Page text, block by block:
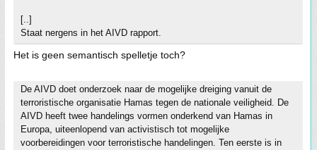
[..]
Staat nergens in het AIVD rapport.
Het is geen semantisch spelletje toch?
De AIVD doet onderzoek naar de mogelijke dreiging vanuit de
terroristische organisatie Hamas tegen de nationale veiligheid. De
AIVD heeft twee handelings­ vormen onderkend van Hamas in
Europa, uiteenlopend van activistisch tot mogelijke
voorbereidingen voor terroristische handelingen. Ten eerste is in